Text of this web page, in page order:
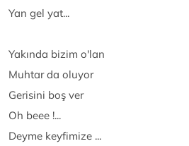
Yan gel yat...
Yakında bizim o'lan
Muhtar da oluyor
Gerisini boş ver
Oh beee !...
Deyme keyfimize ...